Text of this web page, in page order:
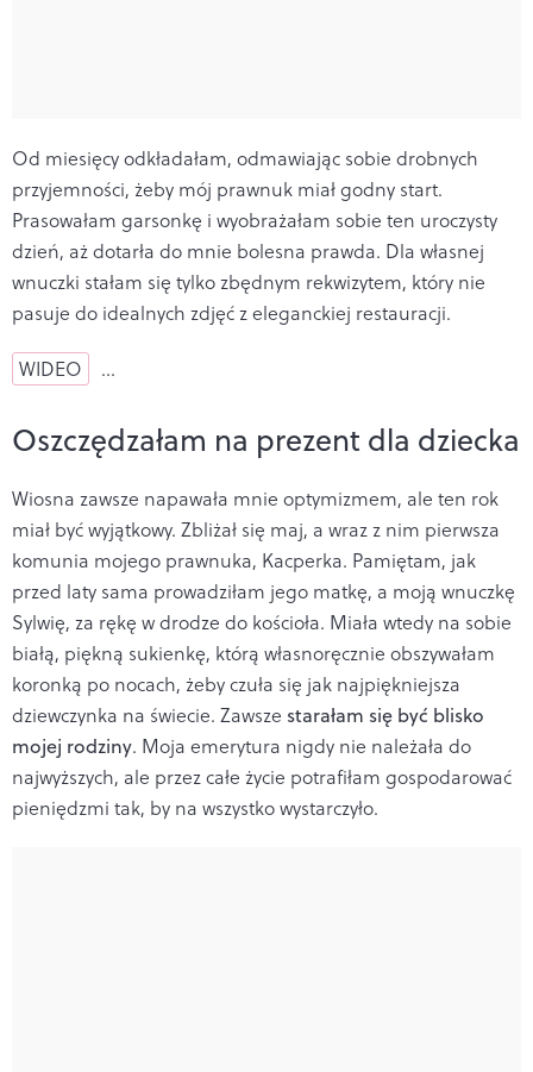
Od miesięcy odkładałam, odmawiając sobie drobnych
przyjemności, żeby mój prawnuk miał godny start.
Prasowałam garsonkę i wyobrażałam sobie ten uroczysty
dzień, aż dotarła do mnie bolesna prawda. Dla własnej
wnuczki stałam się tylko zbędnym rekwizytem, który nie
pasuje do idealnych zdjęć z eleganckiej restauracji.
WIDEO …
Oszczędzałam na prezent dla dziecka
Wiosna zawsze napawała mnie optymizmem, ale ten rok
miał być wyjątkowy. Zbliżał się maj, a wraz z nim pierwsza
komunia mojego prawnuka, Kacperka. Pamiętam, jak
przed laty sama prowadziłam jego matkę, a moją wnuczkę
Sylwię, za rękę w drodze do kościoła. Miała wtedy na sobie
białą, piękną sukienkę, którą własnoręcznie obszywałam
koronką po nocach, żeby czuła się jak najpiękniejsza
dziewczynka na świecie. Zawsze starałam się być blisko
mojej rodziny. Moja emerytura nigdy nie należała do
najwyższych, ale przez całe życie potrafiłam gospodarować
pieniędzmi tak, by na wszystko wystarczyło.